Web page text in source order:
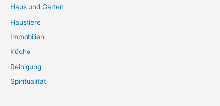
Haus und Garten
Haustiere
Immobilien
Küche
Reinigung
Spiritualität